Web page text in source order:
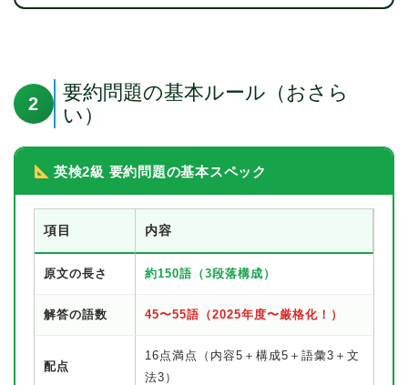
2
要約問題の基本ルール（おさら
い）
英検2級 要約問題の基本スペック
項目 内容
原文の長さ 約150語（3段落構成）
解答の語数 45〜55語（2025年度〜厳格化！）
配点
16点満点（内容5＋構成5＋語彙3＋文
法3）